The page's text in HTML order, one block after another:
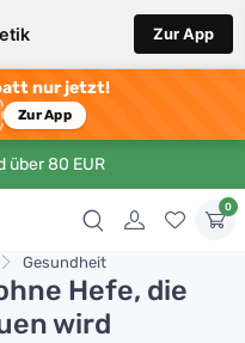
Zur App
nur jetzt!
Zur App
über 80 EUR
0
Gesundheit
Hefe, die
wird